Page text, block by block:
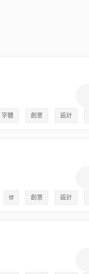
字體 創意 設計
ttf 創意 設計